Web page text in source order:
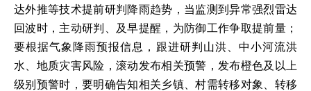
达外推等技术提前研判降雨趋势，当监测到异常强烈雷达
回波时，主动研判、及早提醒，为防御工作争取提前量；
要根据气象降雨预报信息，跟进研判山洪、中小河流洪
水、地质灾害风险，滚动发布相关预警，发布橙色及以上
级别预警时，要明确告知相关乡镇、村需转移对象、转移